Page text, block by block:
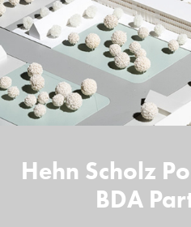
Hehn Scholz
BDA